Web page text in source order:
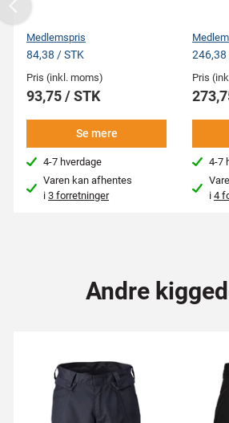
Medlemspris
84,38 / STK
Pris (inkl. moms)
93,75 / STK
Se mere
4-7 hverdage
Varen kan afhentes
i3 forretninger
246,38
Pris
4-7
i4
Previous
Andre